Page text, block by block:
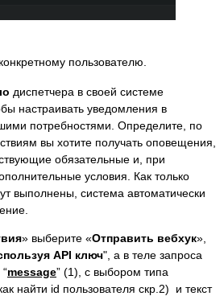
пользователю.
диспетчера в своей системе
настраивать уведомления в
потребностями. Определите, по
вы хотите получать оповещения,
обязательные и, при
условия. Как только
выполнены, система автоматически
» выберите «Отправить вебхук»,
API ключ", а в теле запроса
message” (1), с выбором типа
найти id пользователя скр.2) и текст